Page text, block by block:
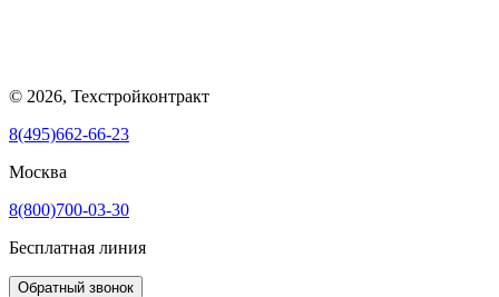
© 2026, Техстройконтракт
8(495)662-66-23
Москва
8(800)700-03-30
Бесплатная линия
Обратный звонок